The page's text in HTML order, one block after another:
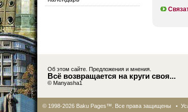
Об этом сайте. Предложения и мнения.
Всё возвращается на круги своя...
© Manyasha1
© 1998-2026 Baku Pages™. Все права защищены •